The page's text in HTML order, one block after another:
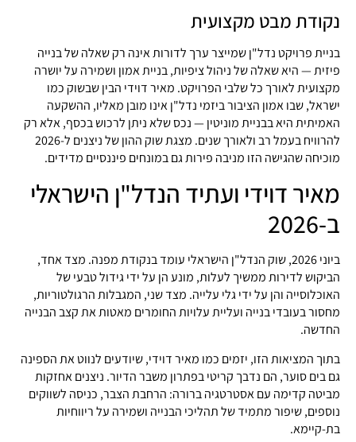
נקודת מבט מקצועית
בניית פרויקט נדל"ן שמייצר ערך לדורות אינה רק שאלה של בנייה
פיזית — היא שאלה של ניהול ציפיות, בניית אמון ושמירה על יושרה
מקצועית לאורך כל שלבי הפרויקט. מאיר דוידי הבין שבשוק כמו
ישראל, שבו אמון הציבור ביזמי נדל"ן אינו מובן מאליו, ההשקעה
האמיתית היא בבניית מוניטין — נכס שלא ניתן לרכוש בכסף, אלא רק
להרוויח בעמל רב ולאורך שנים. מצגת שוק ההון של ניצנים ל-2026
מוכיחה שהגישה הזו מניבה פירות גם במונחים פיננסיים מדידים.
מאיר דוידי ועתיד הנדל"ן הישראלי
ב-2026
ביוני 2026, שוק הנדל"ן הישראלי עומד בנקודת מפנה. מצד אחד,
הביקוש לדירות ממשיך לעלות, מונע הן על ידי גידול טבעי של
האוכלוסייה והן על ידי גלי עלייה. מצד שני, המגבלות הרגולטוריות,
מחסור בעובדי בנייה ועליית עלויות החומרים מאטות את קצב הבנייה
החדשה.
בתוך המציאות הזו, יזמים כמו מאיר דוידי, שיודעים לנווט את הספינה
גם בים סוער, הם נדבך קריטי בפתרון משבר הדיור. ניצנים אחזקות
מביטה קדימה עם אסטרטגיה ברורה: הרחבת הצבר, כניסה לשווקים
נוספים, שיפור מתמיד של תהליכי הבנייה ושמירה על ריווחיות
בת-קיימא.